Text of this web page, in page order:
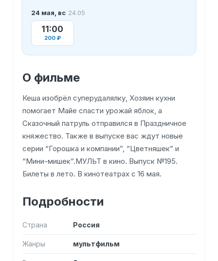
24 мая, вс 24.05
11:00
200 ₽
О фильме
Кеша изобрёл суперудалялку, Хозяин кухни
помогает Майе спасти урожай яблок, а
Сказочный патруль отправился в Праздничное
княжество. Также в выпуске вас ждут новые
серии “Горошка и компании”, “Цветняшек” и
“Мини-мишек”.МУЛЬТ в кино. Выпуск №195.
Билеты в лето. В кинотеатрах с 16 мая.
Подробности
Страна Россия
Жанры мультфильм